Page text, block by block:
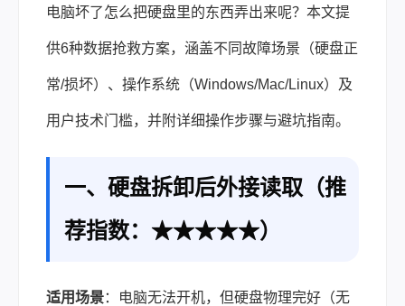
电脑坏了怎么把硬盘里的东西弄出来呢？本文提
供6种数据抢救方案，涵盖不同故障场景（硬盘正
常/损坏）、操作系统（Windows/Mac/Linux）及
用户技术门槛，并附详细操作步骤与避坑指南。
一、硬盘拆卸后外接读取（推
荐指数：★★★★★）
适用场景：电脑无法开机，但硬盘物理完好（无